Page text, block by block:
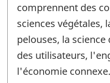
comprennent des
sciences végétales,
pelouses, la
des utilisateurs,
l'économie connexe.